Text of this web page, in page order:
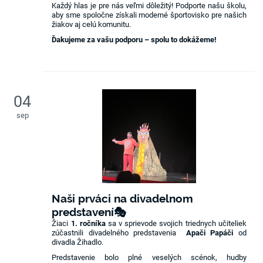
Každý hlas je pre nás veľmi dôležitý! Podporte našu školu,
aby sme spoločne získali moderné športovisko pre našich
žiakov aj celú komunitu.
Ďakujeme za vašu podporu – spolu to dokážeme!
04
sep
Naši prváci na divadelnom
predstavení🎭
Žiaci 1. ročníkasa v sprievode svojich triednych učiteliek
zúčastnili divadelného predstavenia
Apači Papáči od
divadla Žihadlo.
Predstavenie bolo plné veselých scénok, hudby